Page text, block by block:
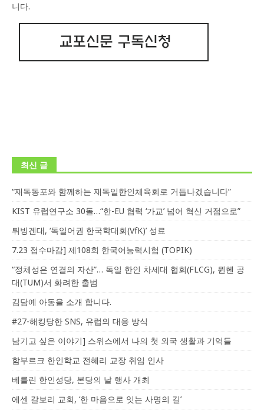
니다.
최신 글
“재독동포와 함께하는 재독일한인체육회로 거듭나겠습니다”
KIST 유럽연구소 30돌…“한-EU 협력 ‘가교’ 넘어 혁신 거점으로”
튀빙겐대, ‘독일어권 한국학대회(VfK)’ 성료
7.23 접수마감] 제108회 한국어능력시험 (TOPIK)
“정체성은 연결의 자산”… 독일 한인 차세대 협회(FLCG), 뮌헨 공
대(TUM)서 화려한 출범
김담예 아동을 소개 합니다.
#27-해킹당한 SNS, 유럽의 대응 방식
남기고 싶은 이야기] 스위스에서 나의 첫 외국 생활과 기억들
함부르크 한인학교 전혜리 교장 취임 인사
베를린 한인성당, 본당의 날 행사 개최
에센 갈보리 교회, ‘한 마음으로 잇는 사명의 길’